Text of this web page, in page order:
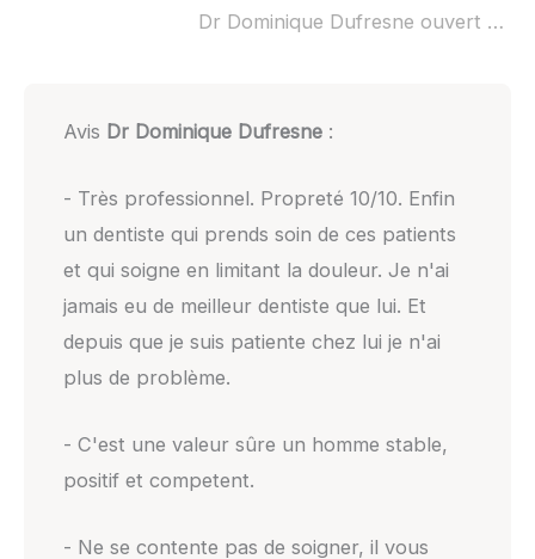
Dr Dominique Dufresne ouvert dimanche :
Avis Dr Dominique Dufresne:
- Très professionnel. Propreté 10/10. Enfin
un dentiste qui prends soin de ces patients
et qui soigne en limitant la douleur. Je n'ai
jamais eu de meilleur dentiste que lui. Et
depuis que je suis patiente chez lui je n'ai
plus de problème.
- C'est une valeur sûre un homme stable,
positif et competent.
- Ne se contente pas de soigner, il vous